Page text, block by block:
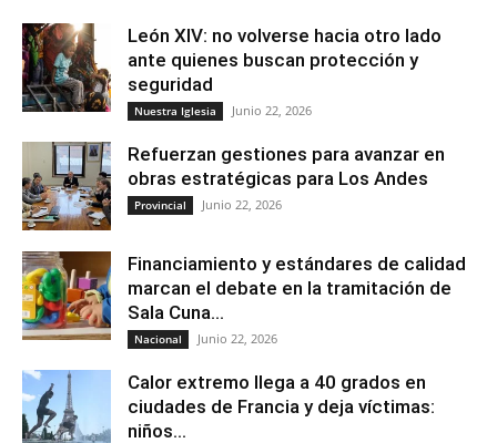
León XIV: no volverse hacia otro lado
ante quienes buscan protección y
seguridad
Nuestra Iglesia Junio 22, 2026
Refuerzan gestiones para avanzar en
obras estratégicas para Los Andes
Provincial Junio 22, 2026
Financiamiento y estándares de calidad
marcan el debate en la tramitación de
Sala Cuna...
Nacional Junio 22, 2026
Calor extremo llega a 40 grados en
ciudades de Francia y deja víctimas:
niños...